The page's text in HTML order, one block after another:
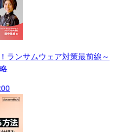
ランサムウェア対策最前線～